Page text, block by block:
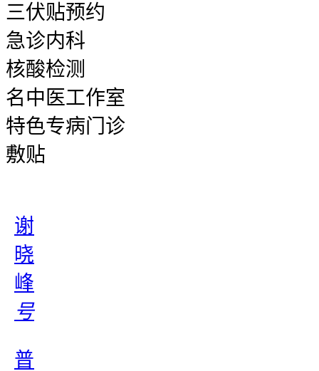
三伏贴预约
急诊内科
核酸检测
名中医工作室
特色专病门诊
敷贴
谢
晓
峰
号
普